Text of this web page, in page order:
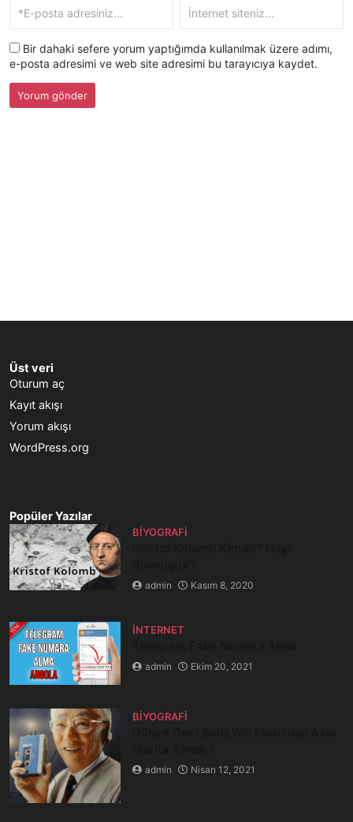
Bir dahaki sefere yorum yaptığımda kullanılmak üzere adımı,
e-posta adresimi ve web site adresimi bu tarayıcıya kaydet.
Üst veri
Oturum aç
Kayıt akışı
Yorum akışı
WordPress.org
Popüler Yazılar
BIYOGRAFI
admin Kasım 8, 2020
İNTERNET
admin Ekim 20, 2021
BIYOGRAFI
admin Nisan 12, 2021